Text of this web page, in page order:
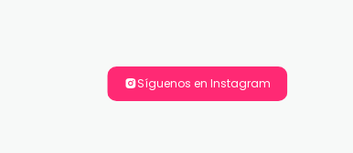
Síguenos en Instagram